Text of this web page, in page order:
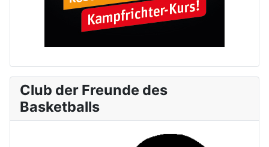
Club der Freunde des
Basketballs